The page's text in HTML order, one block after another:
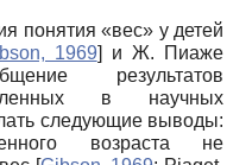
понятия «вес» у детей
1969] и Ж. Пиаже
результатов
в научных
следующие выводы:
возраста не